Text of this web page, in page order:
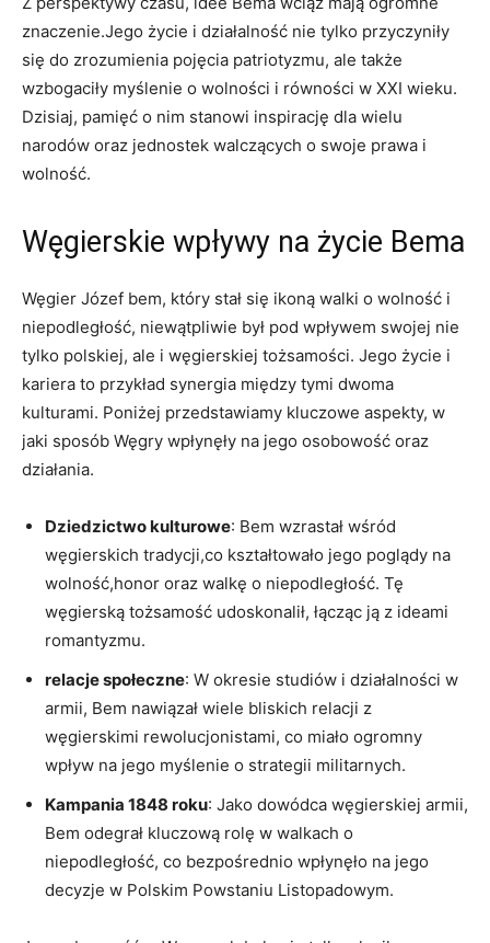
znaczenie.Jego życie i działalność nie tylko przyczyniły‍
się do zrozumienia‌ pojęcia patriotyzmu, ⁤ale także
wzbogaciły myślenie o⁢ wolności i równości w XXI ​wieku.
Dzisiaj, pamięć o nim stanowi inspirację dla⁤ wielu
narodów oraz jednostek walczących o swoje prawa i
wolność.
Węgierskie​ wpływy na⁤ życie Bema
Węgier ‌Józef ⁣bem, który stał się⁤ ikoną walki o⁢ wolność i
niepodległość, niewątpliwie był pod wpływem swojej⁤ nie
⁣tylko polskiej, ale i węgierskiej ‌tożsamości.⁢ Jego życie i
kariera to przykład synergia między tymi dwoma
kulturami. Poniżej przedstawiamy⁣ kluczowe aspekty,⁣ w
jaki sposób Węgry⁢ wpłynęły⁤ na jego osobowość oraz
‍działania.
Dziedzictwo kulturowe: Bem wzrastał wśród
węgierskich tradycji,co kształtowało jego poglądy na
wolność,honor oraz walkę o niepodległość. Tę
węgierską tożsamość udoskonalił, łącząc ją z ideami
romantyzmu.
relacje społeczne: W okresie studiów⁤ i działalności w
armii, Bem nawiązał wiele bliskich relacji⁣ z
⁣węgierskimi​ rewolucjonistami, co miało ogromny
wpływ na jego ‍myślenie o strategii militarnych.
Kampania 1848 ‌roku: Jako‍ dowódca węgierskiej armii,
Bem odegrał kluczową rolę w‌ walkach o
niepodległość, co ⁣bezpośrednio wpłynęło ⁣na jego
decyzje w Polskim Powstaniu Listopadowym.